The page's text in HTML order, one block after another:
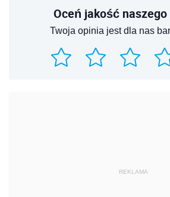
Oceń jakość naszego
Twoja opinia jest dla nas
REKLAMA